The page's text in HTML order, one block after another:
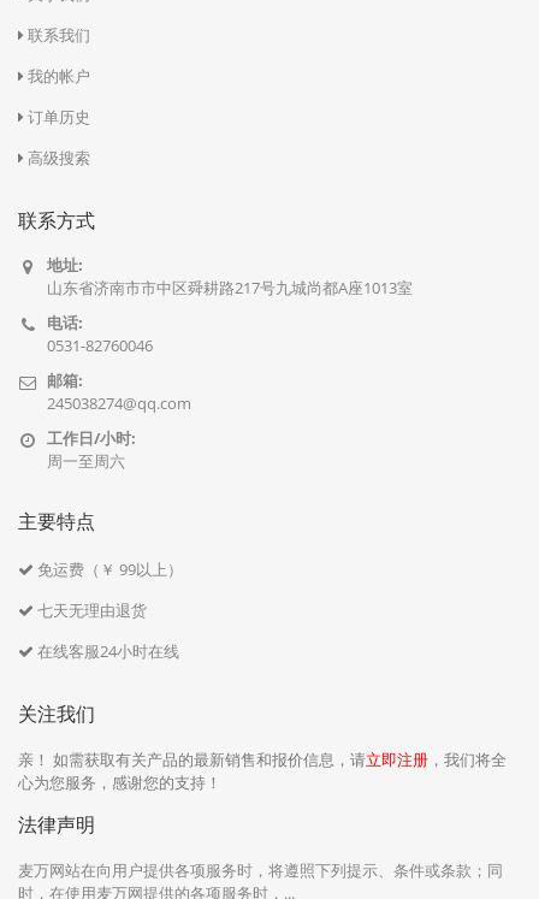
联系我们
我的帐户
订单历史
高级搜索
联系方式
地址:
山东省济南市市中区舜耕路217号九城尚都A座1013室
电话:
0531-82760046
邮箱:
245038274@qq.com
工作日/小时:
周一至周六
主要特点
免运费（￥ 99以上）
七天无理由退货
在线客服24小时在线
关注我们
亲！ 如需获取有关产品的最新销售和报价信息，请立即注册 ，我们将全
心为您服务，感谢您的支持！
法律声明
麦万网站在向用户提供各项服务时，将遵照下列提示、条件或条款；同
时，在使用麦万网提供的各项服务时，...